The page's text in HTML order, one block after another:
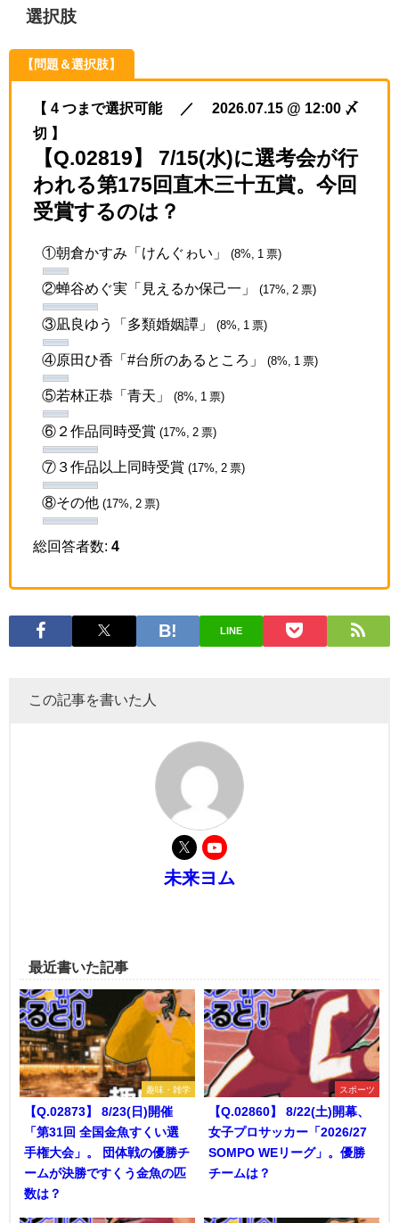
選択肢
【問題＆選択肢】
【 4 つまで選択可能 ／ 2026.07.15 @ 12:00 〆
切 】
【Q.02819】 7/15(水)に選考会が行
われる第175回直木三十五賞。今回
受賞するのは？
①朝倉かすみ「けんぐゎい」 (8%, 1 票)
②蝉谷めぐ実「見えるか保己一」 (17%, 2 票)
③凪良ゆう「多類婚姻譚」 (8%, 1 票)
④原田ひ香「#台所のあるところ」 (8%, 1 票)
⑤若林正恭「青天」 (8%, 1 票)
⑥２作品同時受賞 (17%, 2 票)
⑦３作品以上同時受賞 (17%, 2 票)
⑧その他 (17%, 2 票)
総回答者数: 4
LINE
この記事を書いた人
未来ヨム
最近書いた記事
趣味・雑学
【Q.02873】 8/23(日)開催
「第31回 全国金魚すくい選
手権大会」。 団体戦の優勝チ
ームが決勝ですくう金魚の匹
数は？
スポーツ
【Q.02860】 8/22(土)開幕、
女子プロサッカー「2026/27
SOMPO WEリーグ」。優勝
チームは？